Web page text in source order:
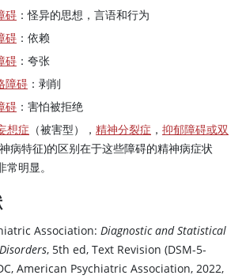
碍 ：怪异的思想，言语和行为
碍 ：依赖
碍 ：夸张
障碍 ：剥削
碍 ：害怕被拒绝
想症 （被害型）， 精神分裂症 ， 抑郁障碍或双
病特征)的区别在于这些障碍的精神病症状
常明显。
Association: Diagnostic and Statistical
, 5th ed, Text Revision (DSM-5-
American Psychiatric Association, 2022,